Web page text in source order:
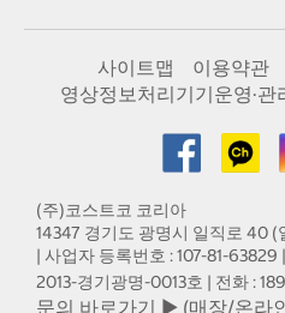
사이트맵 이용약관
영상정보처리기기운영·관
(주)코스트코 코리아
14347 경기도 광명시 일직로 40 (
| 사업자 등록번호 : 107-81-
2013-경기광명-0013호 | 전화 :
문의 바로가기 ▶ (매장/온라